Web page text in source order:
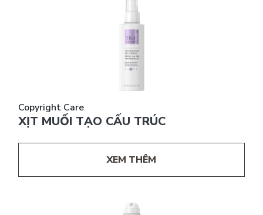
Copyright Care
XỊT MUỐI TẠO CẤU TRÚC
XEM THÊM